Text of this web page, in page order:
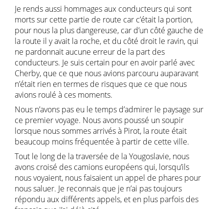
Je rends aussi hommages aux conducteurs qui sont
morts sur cette partie de route car c’était la portion,
pour nous la plus dangereuse, car d’un côté gauche de
la route il y avait la roche, et du côté droit le ravin, qui
ne pardonnait aucune erreur de la part des
conducteurs. Je suis certain pour en avoir parlé avec
Cherby, que ce que nous avions parcouru auparavant
n’était rien en termes de risques que ce que nous
avions roulé à ces moments.
Nous n’avons pas eu le temps d’admirer le paysage sur
ce premier voyage. Nous avons poussé un soupir
lorsque nous sommes arrivés à Pirot, la route était
beaucoup moins fréquentée à partir de cette ville.
Tout le long de la traversée de la Yougoslavie, nous
avons croisé des camions européens qui, lorsqu’ils
nous voyaient, nous faisaient un appel de phares pour
nous saluer. Je reconnais que je n’ai pas toujours
répondu aux différents appels, et en plus parfois des